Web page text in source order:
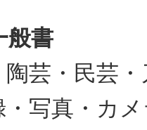
般書
芸・民芸
写真・カ